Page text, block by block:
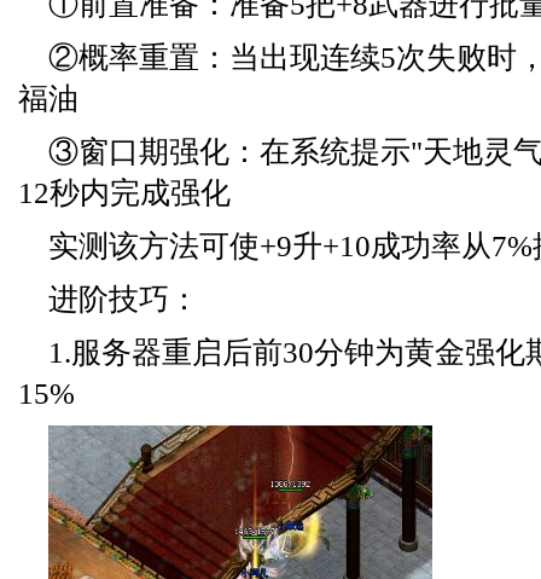
②概率重置：当出现连续5次失败时
福油
③窗口期强化：在系统提示"天地灵
12秒内完成强化
实测该方法可使+9升+10成功率从
进阶技巧：
1.服务器重启后前30分钟为黄金强化
15%